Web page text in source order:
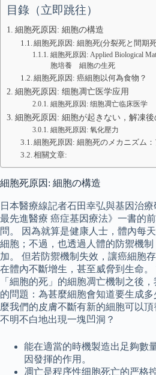
目錄（立即跳往）
細胞死原因: 細胞の構造
細胞死原因: 細胞死(分裂死と間期
細胞死原因: Applied Biological
胞培養 細胞の生死
細胞死原因: 癌細胞以何為食物？
細胞死原因: 细胞凋亡医学应用
細胞死原因: 细胞凋亡临床医学
細胞死原因: 細胞が起きない，解凍
細胞死原因: 氧化壓力
細胞死原因: 細胞死のメカニズム
相關文章:
細胞死原因: 細胞の構造
日本醫療線記者石田幸弘與基因治療
最先進醫療 癌症基因療法》一書的
問。 因為就算是健康人士，體內每
細胞；不過，也透過人體的防禦機
加。 但若防禦機制失效，讓癌細胞
在體內不斷增生，甚至威脅到生命。
「細胞的死」的細胞凋亡機制之後
的問題：為甚麼細胞會知道要生成
麼我們的皮膚不斷有新的細胞可以
不明不白地出現一塊凹洞？
能在適當的時機製造出足夠數
因發揮的作用。
凋亡是程序性细胞死亡的严格